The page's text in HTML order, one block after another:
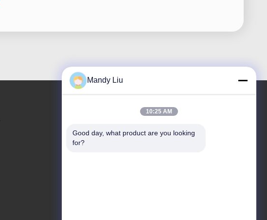
アドレス
Mandy Liu
10:25 AM
Good day, what product are you looking
for?